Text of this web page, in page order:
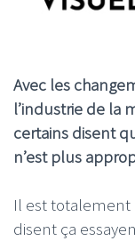
Avec les
l’industrie de la
certains disent
n’est plus
Il est totalement
disent ça